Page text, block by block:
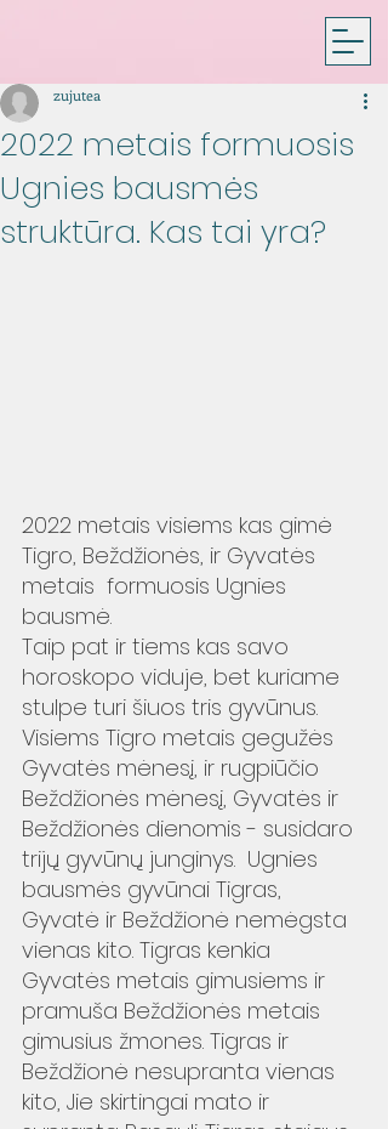
2022 metais formuosis
Ugnies bausmės
struktūra. Kas tai yra?
zujutea
2022 metais visiems kas gimė
Tigro, Beždžionės, ir Gyvatės
metais  formuosis Ugnies
bausmė.
Taip pat ir tiems kas savo
horoskopo viduje, bet kuriame
stulpe turi šiuos tris gyvūnus.
Visiems Tigro metais gegužės
Gyvatės mėnesį, ir rugpiūčio
Beždžionės mėnesį, Gyvatės ir
Beždžionės dienomis - susidaro
trijų gyvūnų junginys.  Ugnies
bausmės gyvūnai Tigras,
Gyvatė ir Beždžionė nemėgsta
vienas kito. Tigras kenkia
Gyvatės metais gimusiems ir
pramuša Beždžionės metais
gimusius žmones. Tigras ir
Beždžionė nesupranta vienas
kito, Jie skirtingai mato ir